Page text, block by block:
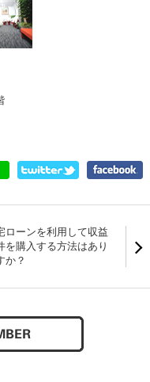
ローンを利用して収益
を購入する方法はあり
か？